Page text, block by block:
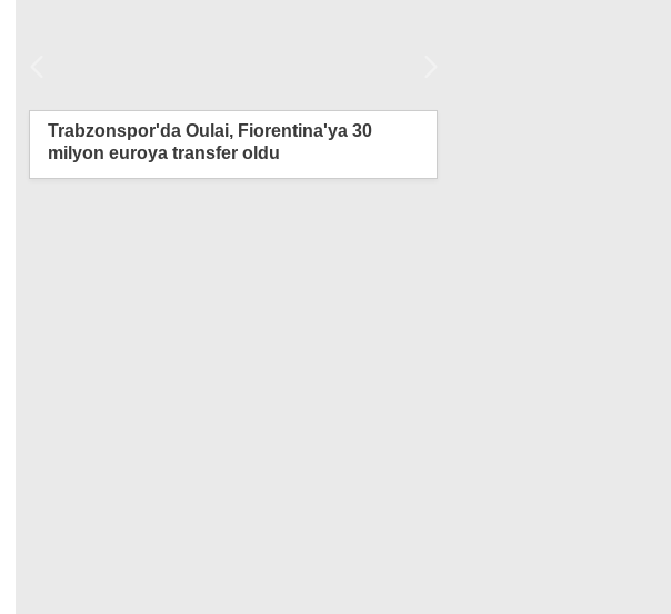
Trabzonspor'da Oulai, Fiorentina'ya 30
milyon euroya transfer oldu